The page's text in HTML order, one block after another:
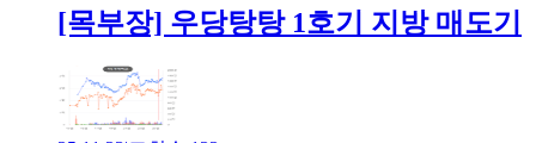
[목부장] 우당탕탕 1호기 지방 매도기